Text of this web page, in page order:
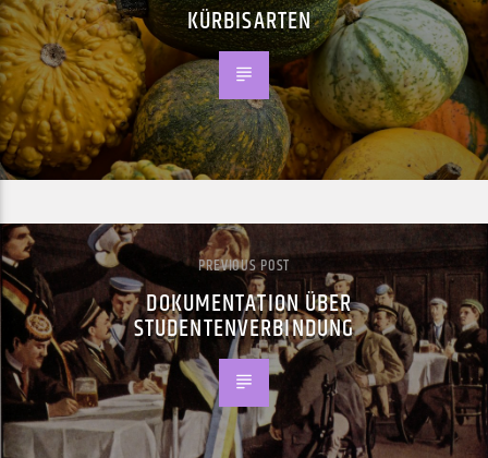
KÜRBISARTEN
PREVIOUS POST
DOKUMENTATION ÜBER
STUDENTENVERBINDUNG